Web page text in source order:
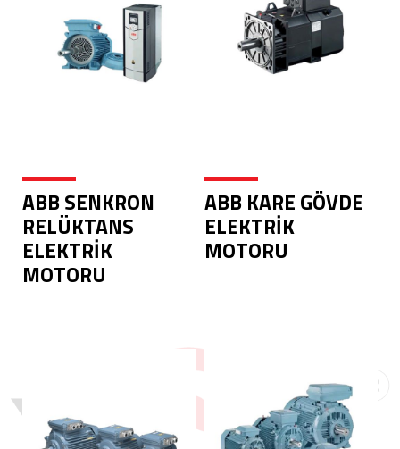
ABB SENKRON
RELÜKTANS
ELEKTRİK
MOTORU
ABB KARE GÖVDE
ELEKTRİK
MOTORU